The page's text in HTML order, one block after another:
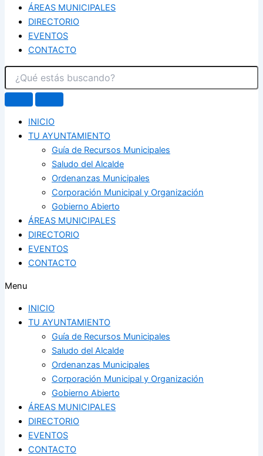
ÁREAS MUNICIPALES
DIRECTORIO
EVENTOS
CONTACTO
INICIO
TU AYUNTAMIENTO
Guía de Recursos Municipales
Saludo del Alcalde
Ordenanzas Municipales
Corporación Municipal y Organización
Gobierno Abierto
ÁREAS MUNICIPALES
DIRECTORIO
EVENTOS
CONTACTO
Menu
INICIO
TU AYUNTAMIENTO
Guía de Recursos Municipales
Saludo del Alcalde
Ordenanzas Municipales
Corporación Municipal y Organización
Gobierno Abierto
ÁREAS MUNICIPALES
DIRECTORIO
EVENTOS
CONTACTO